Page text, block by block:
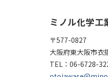
ミノル化学工
〒577-0827
大阪府東大阪市衣
TEL： 06-6728-